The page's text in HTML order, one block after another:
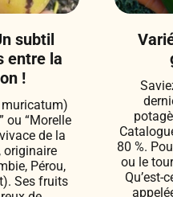
subtil
entre la
!
muricatum)
ou “Morelle
de la
originaire
Pérou,
Ses fruits
80 %.
ou le
Qu’est-